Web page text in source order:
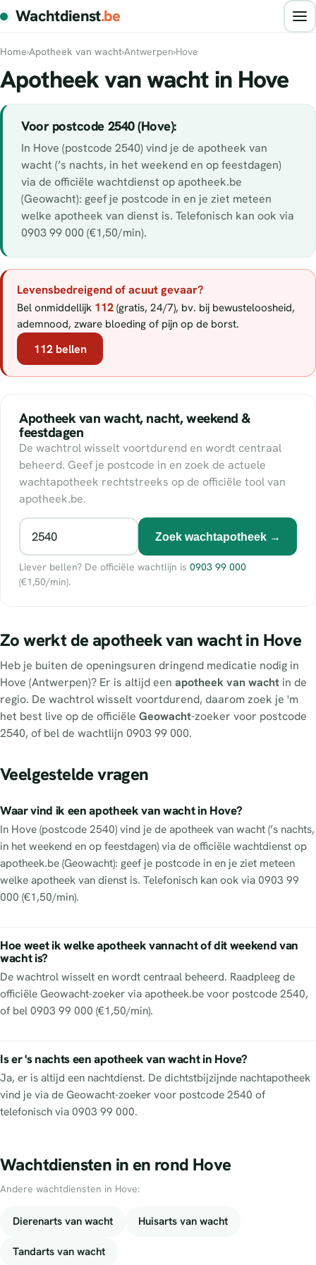
Wachtdienst.be
Home›Apotheek van wacht›Antwerpen›Hove
Apotheek van wacht in Hove
Voor postcode 2540 (Hove):
In Hove (postcode 2540) vind je de apotheek van
wacht (’s nachts, in het weekend en op feestdagen)
via de officiële wachtdienst op apotheek.be
(Geowacht): geef je postcode in en je ziet meteen
welke apotheek van dienst is. Telefonisch kan ook via
0903 99 000 (€1,50/min).
Levensbedreigend of acuut gevaar?
Bel onmiddellijk 112 (gratis, 24/7), bv. bij bewusteloosheid,
ademnood, zware bloeding of pijn op de borst.
112 bellen
Apotheek van wacht, nacht, weekend &
feestdagen
De wachtrol wisselt voortdurend en wordt centraal
beheerd. Geef je postcode in en zoek de actuele
wachtapotheek rechtstreeks op de officiële tool van
apotheek.be.
Zoek wachtapotheek →
Liever bellen? De officiële wachtlijn is 0903 99 000
(€1,50/min).
Zo werkt de apotheek van wacht in Hove
Heb je buiten de openingsuren dringend medicatie nodig in
Hove (Antwerpen)? Er is altijd een apotheek van wacht in de
regio. De wachtrol wisselt voortdurend, daarom zoek je 'm
het best live op de officiële Geowacht-zoeker voor postcode
2540, of bel de wachtlijn 0903 99 000.
Veelgestelde vragen
Waar vind ik een apotheek van wacht in Hove?
In Hove (postcode 2540) vind je de apotheek van wacht (’s nachts,
in het weekend en op feestdagen) via de officiële wachtdienst op
apotheek.be (Geowacht): geef je postcode in en je ziet meteen
welke apotheek van dienst is. Telefonisch kan ook via 0903 99
000 (€1,50/min).
Hoe weet ik welke apotheek vannacht of dit weekend van
wacht is?
De wachtrol wisselt en wordt centraal beheerd. Raadpleeg de
officiële Geowacht-zoeker via apotheek.be voor postcode 2540,
of bel 0903 99 000 (€1,50/min).
Is er 's nachts een apotheek van wacht in Hove?
Ja, er is altijd een nachtdienst. De dichtstbijzijnde nachtapotheek
vind je via de Geowacht-zoeker voor postcode 2540 of
telefonisch via 0903 99 000.
Wachtdiensten in en rond Hove
Andere wachtdiensten in Hove:
Dierenarts van wacht Huisarts van wacht
Tandarts van wacht